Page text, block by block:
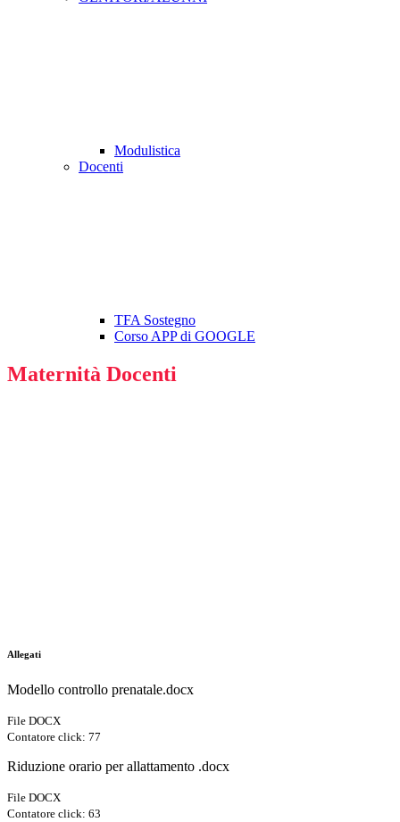
Modulistica
Docenti
TFA Sostegno
Corso APP di GOOGLE
Maternità Docenti
Allegati
Modello controllo prenatale.docx
File DOCX
Contatore click: 77
Riduzione orario per allattamento .docx
File DOCX
Contatore click: 63